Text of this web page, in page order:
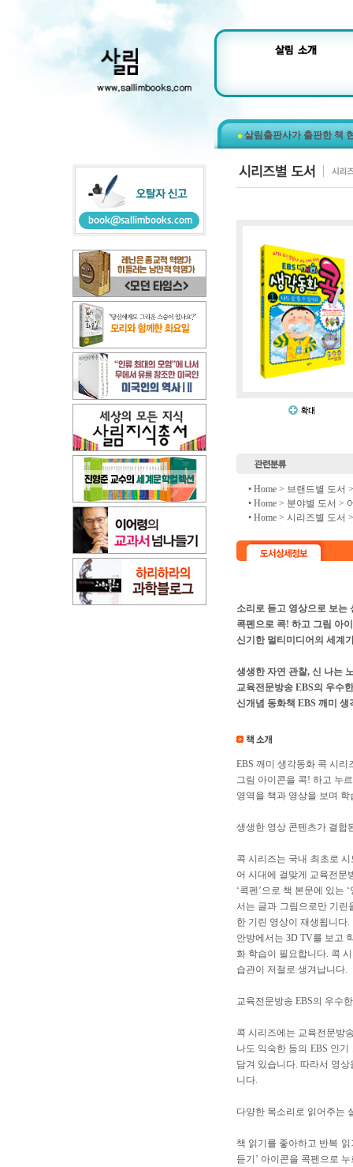
살림출판사가 출판한 책
• Home > 브랜드별 도서
• Home > 분야별 도서 >
• Home > 시리즈별 도서
소리로 듣고 영상으로 보는
콕펜으로 콕! 하고 그림 아
신기한 멀티미디어의 세계
생생한 자연 관찰, 신 나는
교육전문방송 EBS의 우수
신개념 동화책 EBS 깨미 생
EBS 깨미 생각동화 콕 시
그림 아이콘을 콕! 하고 누
영역을 책과 영상을 보며
생생한 영상 콘텐츠가 결합
콕 시리즈는 국내 최초로
어 시대에 걸맞게 교육전문
‘콕펜’으로 책 본문에 있는
서는 글과 그림으로만 기린
한 기린 영상이 재생됩니다
안방에서는 3D TV를 보고
화 학습이 필요합니다. 콕
습관이 저절로 생겨납니다.
교육전문방송 EBS의 우수
콕 시리즈에는 교육전문방
나도 익숙한 등의 EBS 인
담겨 있습니다. 따라서 영
니다.
다양한 목소리로 읽어주는
책 읽기를 좋아하고 반복
듣기’ 아이콘을 콕펜으로